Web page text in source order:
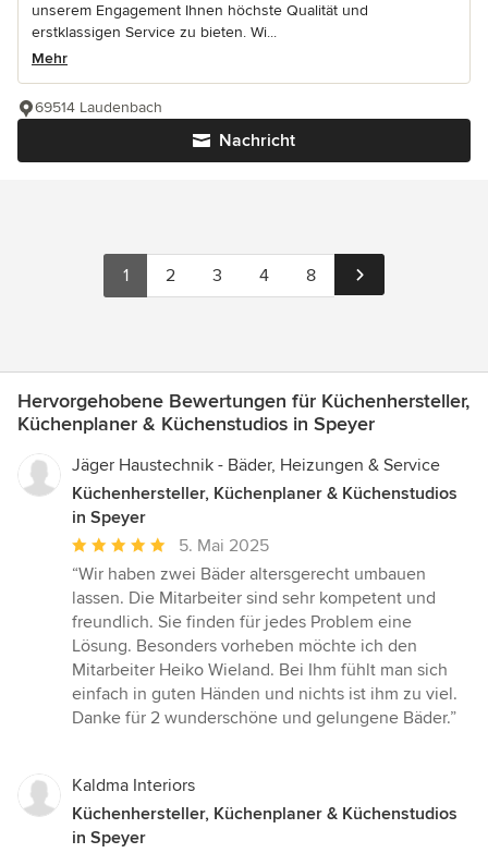
unserem Engagement Ihnen höchste Qualität und
erstklassigen Service zu bieten. Wi...
Mehr
Nachricht
69514 Laudenbach
1 2 3 4 8
Hervorgehobene Bewertungen für Küchenhersteller,
Küchenplaner & Küchenstudios in Speyer
Jäger Haustechnik - Bäder, Heizungen & Service
Küchenhersteller, Küchenplaner & Küchenstudios
in Speyer
Durchschnittliche
Bewertung:
5
von
5
Sternen
5. Mai 2025
“Wir haben zwei Bäder altersgerecht umbauen
lassen. Die Mitarbeiter sind sehr kompetent und
freundlich. Sie finden für jedes Problem eine
Lösung. Besonders vorheben möchte ich den
Mitarbeiter Heiko Wieland. Bei Ihm fühlt man sich
einfach in guten Händen und nichts ist ihm zu viel.
Danke für 2 wunderschöne und gelungene Bäder.”
Kaldma Interiors
Küchenhersteller, Küchenplaner & Küchenstudios
in Speyer